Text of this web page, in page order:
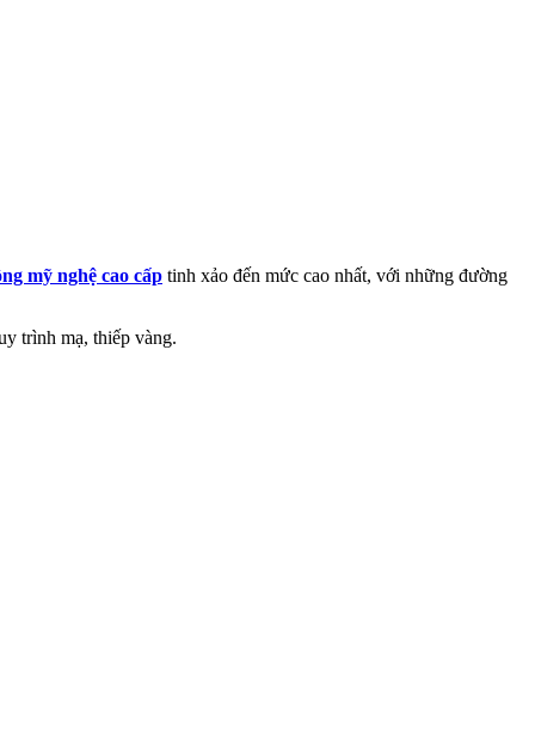
mỹ nghệ cao cấp tinh xảo đến mức cao nhất, với những đường
trình mạ, thiếp vàng.